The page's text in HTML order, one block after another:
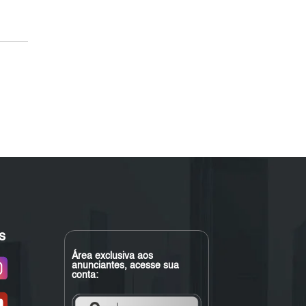
Área exclusiva aos
anunciantes, acesse sua
conta: